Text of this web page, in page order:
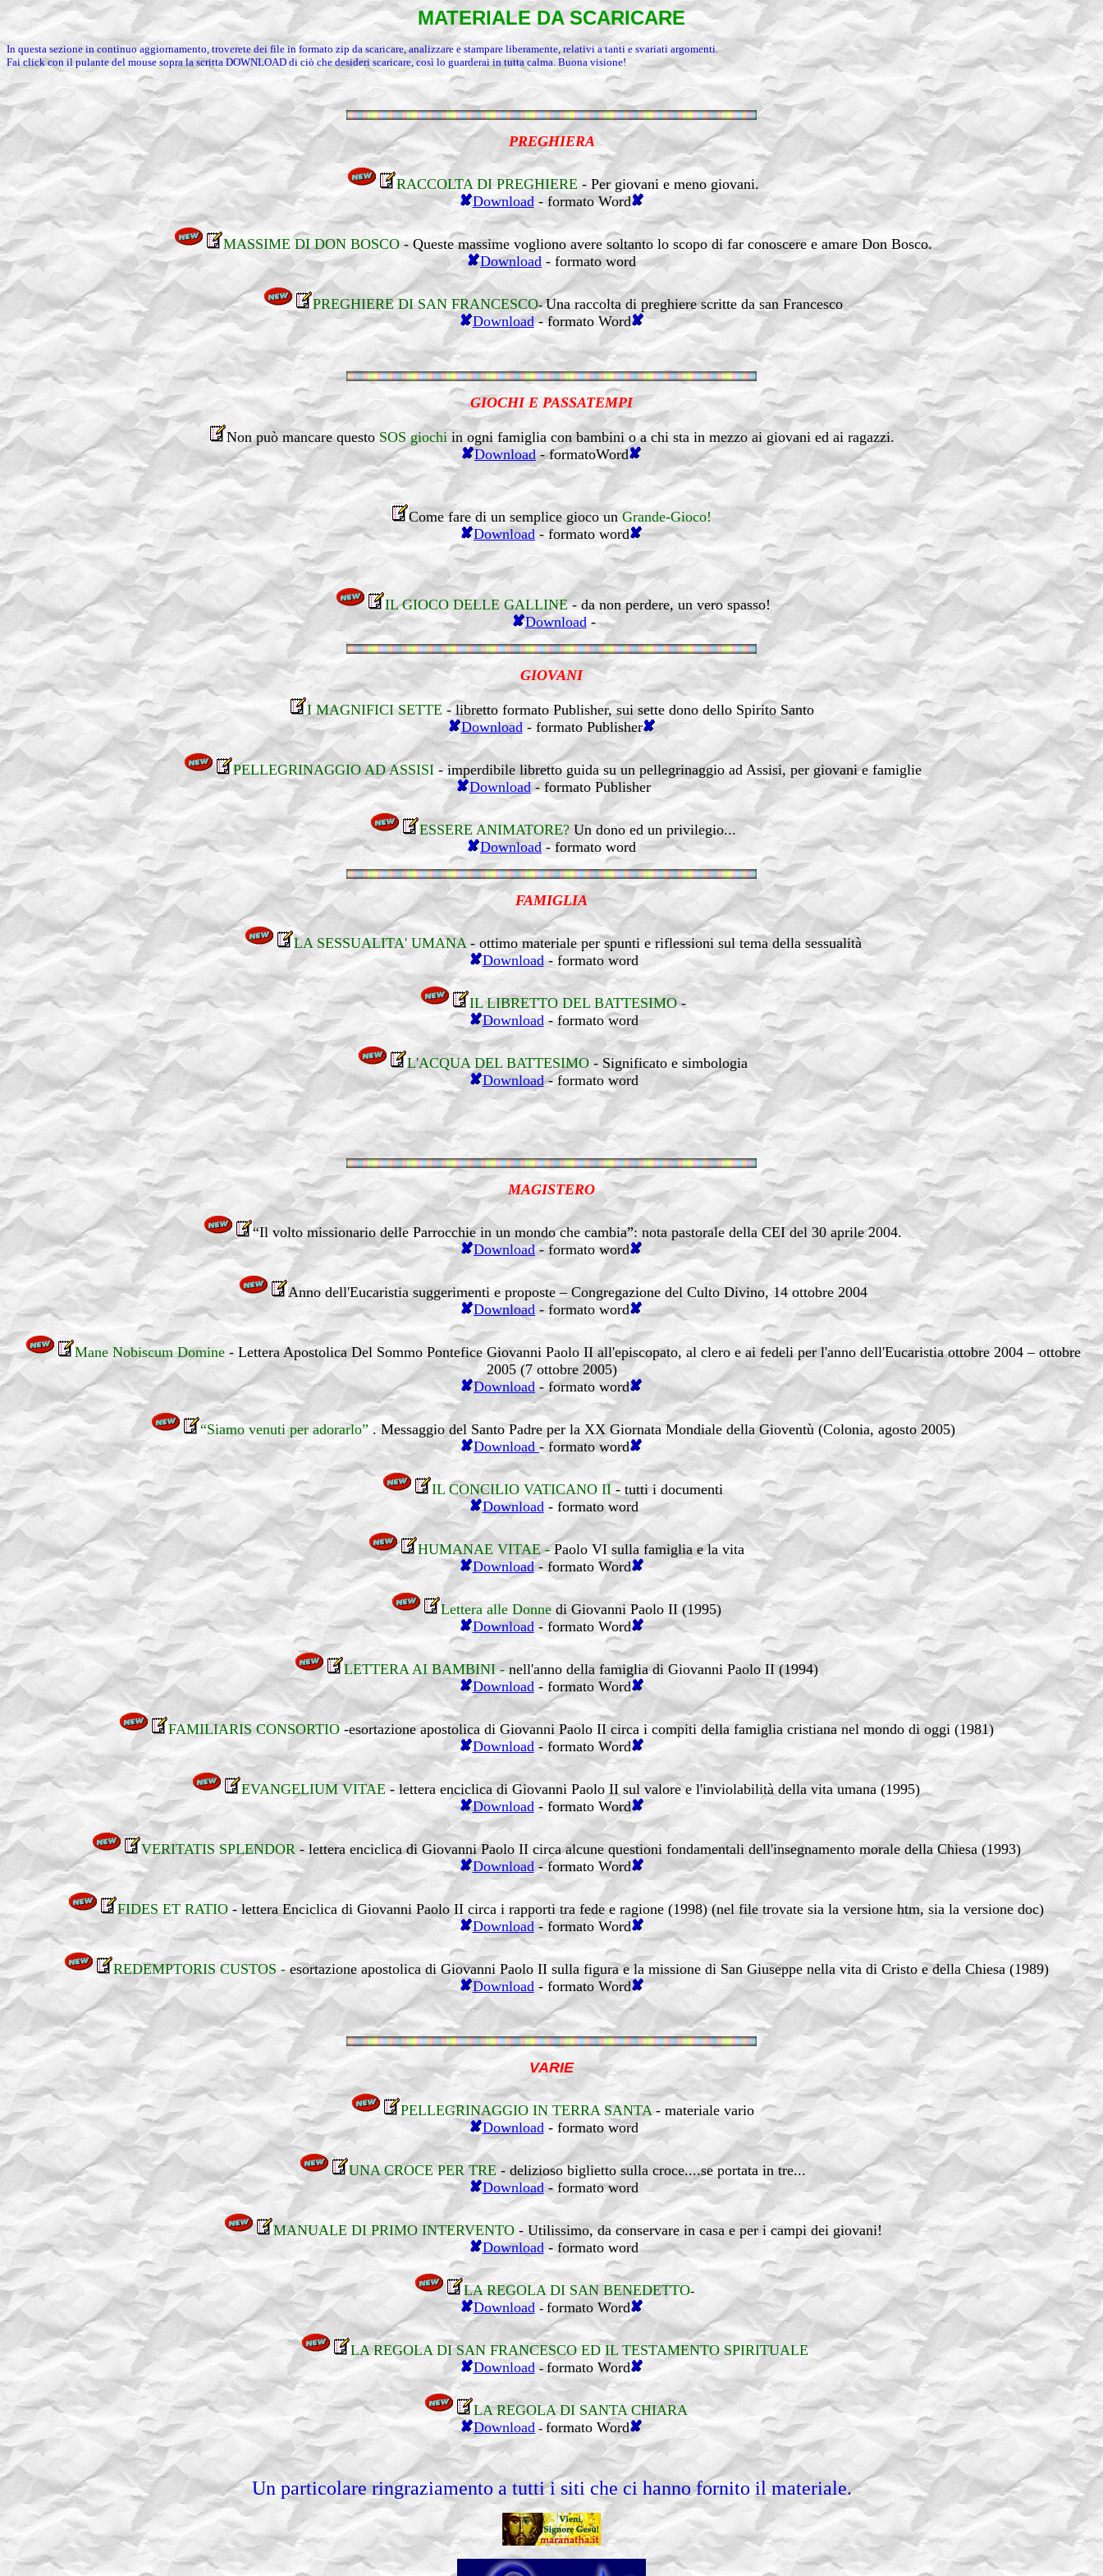
MATERIALE DA SCARICARE
In questa sezione in continuo aggiornamento, troverete dei file in formato zip da scaricare, analizzare e stampare liberamente, relativi a tanti e svariati argomenti.
Fai click con il pulante del mouse sopra la scritta DOWNLOAD di ciò che desideri scaricare, così lo guarderai in tutta calma. Buona visione!
PREGHIERA
RACCOLTA DI PREGHIERE - Per giovani e meno giovani.
Download- formato Word
MASSIME DI DON BOSCO- Queste massime vogliono avere soltanto lo scopo di far conoscere e amare Don Bosco.
Download - formato word
PREGHIERE DI SAN FRANCESCO-Una raccolta di preghiere scritte da san Francesco
Download- formato Word
GIOCHI E PASSATEMPI
Non può mancare questoSOS giochiin ogni famiglia con bambini o a chi sta in mezzo ai giovani ed ai ragazzi.
Download- formatoWord
Come fare di un semplice gioco unGrande-Gioco!
Download - formato word
IL GIOCO DELLE GALLINE- da non perdere, un vero spasso!
Download-
GIOVANI
I MAGNIFICI SETTE - libretto formato Publisher, sui sette dono dello Spirito Santo
Download- formato Publisher
PELLEGRINAGGIO AD ASSISI- imperdibile libretto guida su un pellegrinaggio ad Assisi, per giovani e famiglie
Download- formato Publisher
ESSERE ANIMATORE?Un dono ed un privilegio...
Download- formato word
FAMIGLIA
LA SESSUALITA' UMANA- ottimo materiale per spunti e riflessioni sul tema della sessualità
Download- formato word
IL LIBRETTO DEL BATTESIMO-
Download- formato word
L'ACQUA DEL BATTESIMO- Significato e simbologia
Download- formato word
MAGISTERO
“Il volto missionario delle Parrocchie in un mondo che cambia”: nota pastorale della CEI del 30 aprile 2004.
Download- formato word
Anno dell'Eucaristia suggerimenti e proposte – Congregazione del Culto Divino, 14 ottobre 2004
Download - formato word
Mane Nobiscum Domine- Lettera Apostolica Del Sommo Pontefice Giovanni Paolo II all'episcopato, al clero e ai fedeli per l'anno dell'Eucaristia ottobre 2004 – ottobre
2005 (7 ottobre 2005)
Download - formato word
“Siamo venuti per adorarlo”. Messaggio del Santo Padre per la XX Giornata Mondiale della Gioventù (Colonia, agosto 2005)
Download - formato word
IL CONCILIO VATICANO II- tutti i documenti
Download- formato word
HUMANAE VITAE -Paolo VI sulla famiglia e la vita
Download- formato Word
Lettera alle Donne di Giovanni Paolo II (1995)
Download- formato Word
LETTERA AI BAMBINI -nell'anno della famiglia di Giovanni Paolo II (1994)
Download- formato Word
FAMILIARIS CONSORTIO-esortazione apostolica di Giovanni Paolo II circa i compiti della famiglia cristiana nel mondo di oggi (1981)
Download- formato Word
EVANGELIUM VITAE- lettera enciclica di Giovanni Paolo II sul valore e l'inviolabilità della vita umana (1995)
Download- formato Word
VERITATIS SPLENDOR- lettera enciclica di Giovanni Paolo II circa alcune questioni fondamentali dell'insegnamento morale della Chiesa (1993)
Download- formato Word
FIDES ET RATIO - lettera Enciclica di Giovanni Paolo II circa i rapporti tra fede e ragione (1998) (nel file trovate sia la versione htm, sia la versione doc)
Download- formato Word
REDEMPTORIS CUSTOS -esortazione apostolica di Giovanni Paolo II sulla figura e la missione di San Giuseppe nella vita di Cristo e della Chiesa (1989)
Download- formato Word
VARIE
PELLEGRINAGGIO IN TERRA SANTA- materiale vario
Download- formato word
UNA CROCE PER TRE- delizioso biglietto sulla croce....se portata in tre...
Download- formato word
MANUALE DI PRIMO INTERVENTO- Utilissimo, da conservare in casa e per i campi dei giovani!
Download- formato word
LA REGOLA DI SAN BENEDETTO-
Download - formato Word
LA REGOLA DI SAN FRANCESCO ED IL TESTAMENTO SPIRITUALE
Download -formato Word
LA REGOLA DI SANTA CHIARA
Download-formato Word
Un particolare ringraziamento a tutti i siti che ci hanno fornito il materiale.